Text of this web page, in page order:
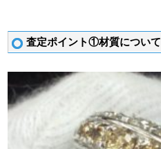
査定ポイント①材質について